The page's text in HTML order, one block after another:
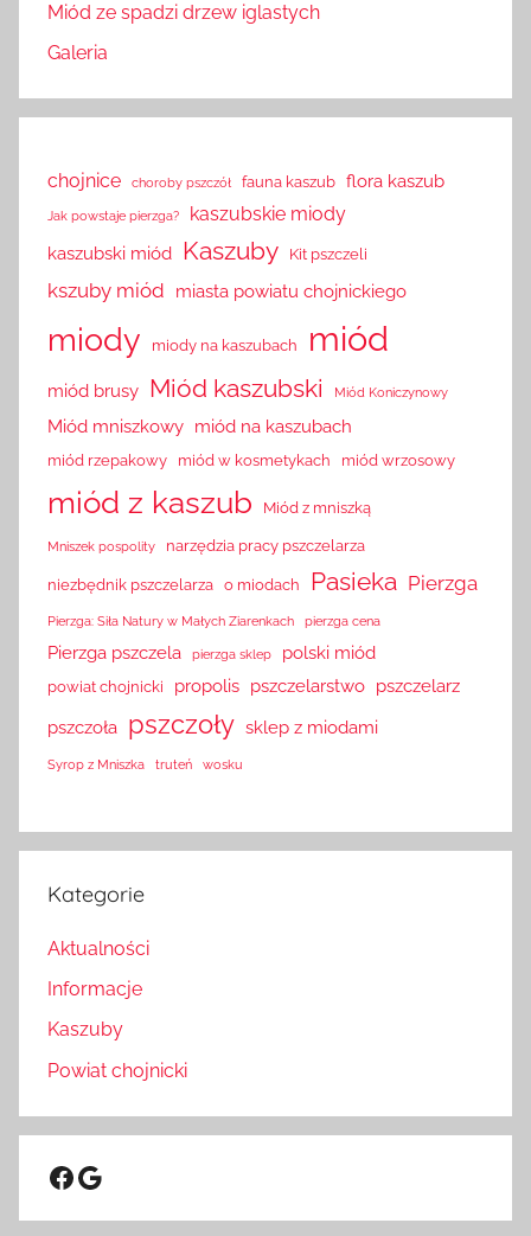
Miód ze spadzi drzew iglastych
Galeria
chojnice choroby pszczół fauna kaszub flora kaszub
Jak powstaje pierzga? kaszubskie miody
kaszubski miód Kaszuby Kit pszczeli
kszuby miód miasta powiatu chojnickiego
miody miody na kaszubach miód
miód brusy Miód kaszubski Miód Koniczynowy
Miód mniszkowy miód na kaszubach
miód rzepakowy miód w kosmetykach miód wrzosowy
miód z kaszub Miód z mniszką
Mniszek pospolity narzędzia pracy pszczelarza
niezbędnik pszczelarza o miodach Pasieka Pierzga
Pierzga: Siła Natury w Małych Ziarenkach pierzga cena
Pierzga pszczela pierzga sklep polski miód
powiat chojnicki propolis pszczelarstwo pszczelarz
pszczoła pszczoły sklep z miodami
Syrop z Mniszka truteń wosku
Kategorie
Aktualności
Informacje
Kaszuby
Powiat chojnicki
Facebook
Google